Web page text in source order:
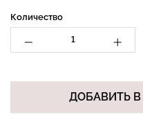
Количество
ДОБАВИТЬ
STRING BRIEFS (черный)
Giulia